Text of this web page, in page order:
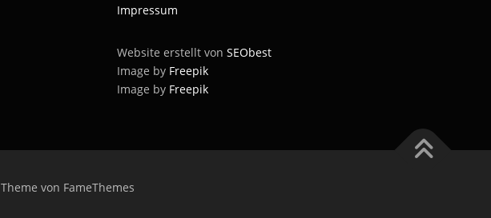
Impressum
Website erstellt von SEObest
Image by Freepik
Image by Freepik
Theme von FameThemes